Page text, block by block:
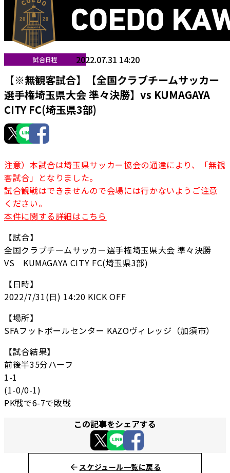
試合日程 2022.07.31 14:20
【※無観客試合】【全国クラブチームサッカー
選手権埼玉県大会 準々決勝】vs KUMAGAYA
CITY FC(埼玉県3部)
注意）本試合は埼玉県サッカー協会の通達により、「無観
客試合」となりました。
試合観戦はできませんので会場には行かないようご注意
ください。
本件に関する詳細はこちら
【試合】
全国クラブチームサッカー選手権埼玉県大会 準々決勝
VS KUMAGAYA CITY FC(埼玉県3部)
【日時】
2022/7/31(日) 14:20 KICK OFF
【場所】
SFAフットボールセンター KAZOヴィレッジ（加須市）
【試合結果】
前後半35分ハーフ
1-1
(1-0/0-1)
PK戦で6-7で敗戦
この記事をシェアする
スケジュール一覧に戻る